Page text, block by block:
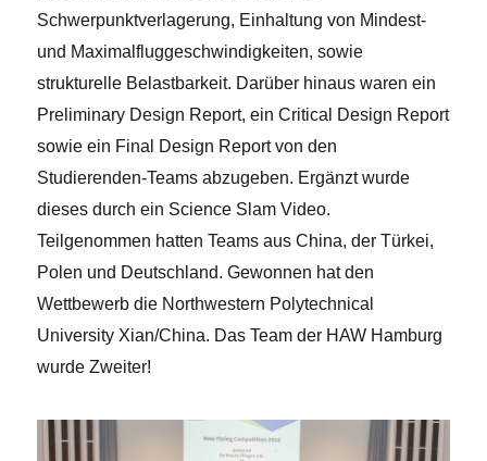
Schwerpunktverlagerung, Einhaltung von Mindest-
und Maximalfluggeschwindigkeiten, sowie
strukturelle Belastbarkeit. Darüber hinaus waren ein
Preliminary Design Report, ein Critical Design Report
sowie ein Final Design Report von den
Studierenden-Teams abzugeben. Ergänzt wurde
dieses durch ein Science Slam Video.
Teilgenommen hatten Teams aus China, der Türkei,
Polen und Deutschland. Gewonnen hat den
Wettbewerb die Northwestern Polytechnical
University Xian/China. Das Team der HAW Hamburg
wurde Zweiter!